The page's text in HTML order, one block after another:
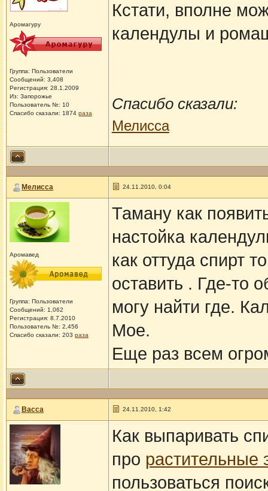
Аромагуру
Группа: Пользователи
Сообщений: 3,408
Регистрация: 28.1.2009
Из: Запорожье
Пользователь №: 10
Спасибо сказали: 1874 раза
Кстати, вполне
календулы и
Спасибо сказали:
Мелисса
Мелисса 24.11.2010, 0:04
Аромавед
Группа: Пользователи
Сообщений: 1,062
Регистрация: 8.7.2010
Пользователь №: 2,456
Спасибо сказали: 203 раза
Таману как
настойка
как оттуда спирт
оставить . Где-то
могу найти где.
Мое.
Еще раз всем
Васса 24.11.2010, 1:42
Как выпаривать
про растительные
пользоваться